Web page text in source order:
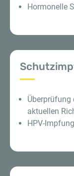
Hormonelle
Überprüfung
aktuellen
HPV-